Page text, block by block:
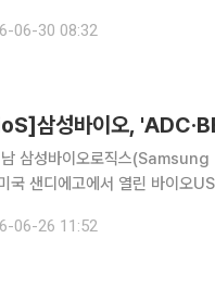
며 글로벌 지식재산(IP) 경쟁
06-30 08:32
삼성바이오,
삼성바이오로직스
국 샌디에고에서 열린 바이오
비즈니스의 생산성을 올리는
06-26 11:52